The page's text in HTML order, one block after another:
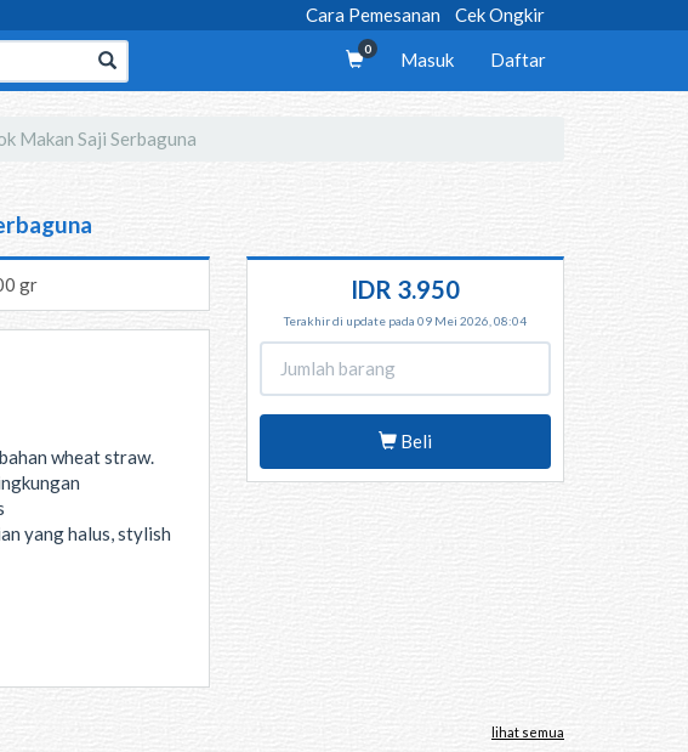
Cara Pemesanan Cek Ongkir
0 Masuk Daftar
Makan Saji Serbaguna
gr
wheat straw.
yang halus, stylish
IDR 3.950
Terakhir di update pada 09 Mei 2026, 08:04
Beli
lihat semua